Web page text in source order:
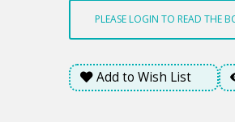
PLEASE LOGIN TO READ THE
Add to Wish List